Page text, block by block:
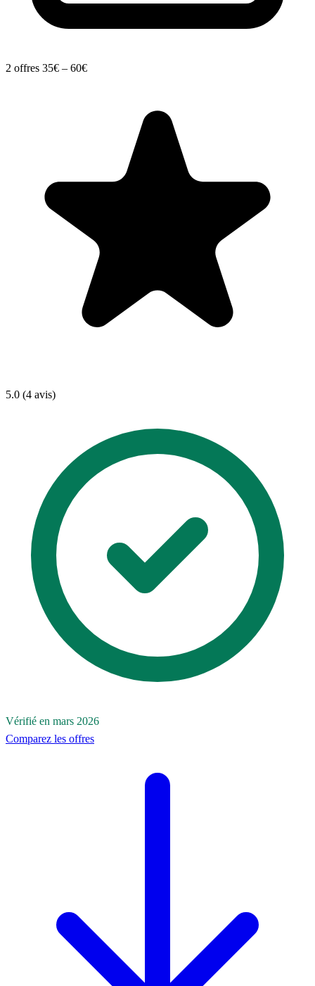
2 offres 35€ – 60€
5.0 (4 avis)
Vérifié en mars 2026
Comparez les offres